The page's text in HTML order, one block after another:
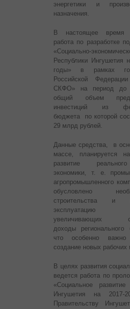
энергетики и
назначения.
В настоящее время
работа по разработке
«Социально-
Республики Ингушетия
годы» в рамках
Российской
СКФО» на период до
общий объем
инвестиций из
бюджета по которой
29 млрд рублей.
Данные средства, в
массе, планируется
развитие
экономики, т. е.
агропромышленного
обусловлено
строительства
эксплуатацию
увеличивающих
доходы
что особенно
создание новых рабочих
В целях развития
ведется работа по
«Социальное развитие
Ингушетия на 2017-
Правительству